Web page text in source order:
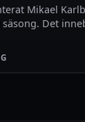
Mikael
Det